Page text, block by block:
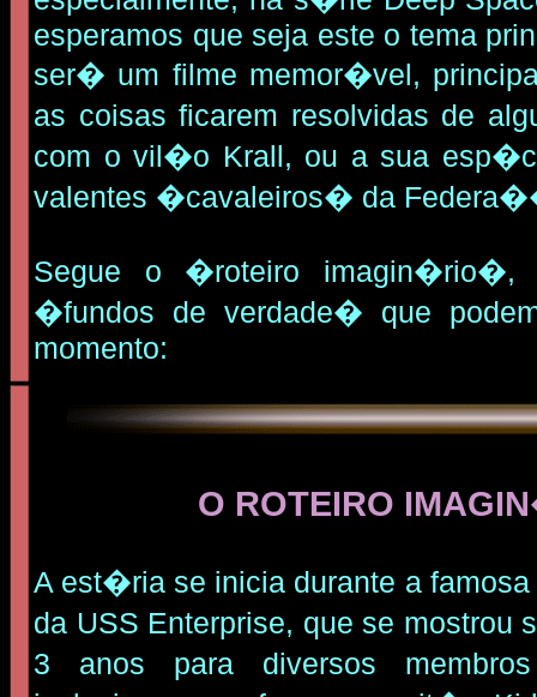
esperamos que seja este o tema
ser� um filme memor�vel,
as coisas ficarem resolvidas de
com o vil�o Krall, ou a sua
valentes �cavaleiros� da
Segue o �roteiro imagin�rio�,
�fundos de verdade� que
momento:
O ROTEIRO
A est�ria se inicia durante a
da USS Enterprise, que se mostrou
3 anos para diversos